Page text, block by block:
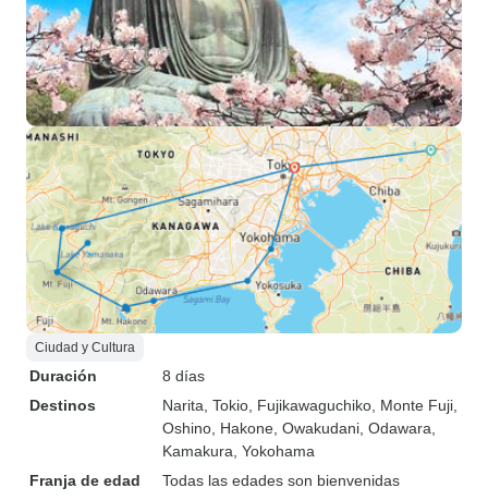
Ciudad y Cultura
Duración
8 días
Destinos
Narita , Tokio , Fujikawaguchiko , Monte Fuji
Oshino , Hakone , Owakudani , Odawara
Kamakura , Yokohama
Franja de edad
Todas las edades son bienvenidas